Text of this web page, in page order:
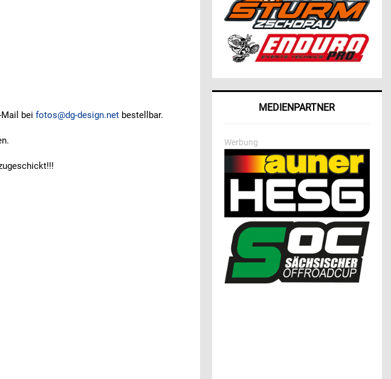
Mail beifotos@dg-design.net bestellbar.
MEDIENPARTNER
Werbung